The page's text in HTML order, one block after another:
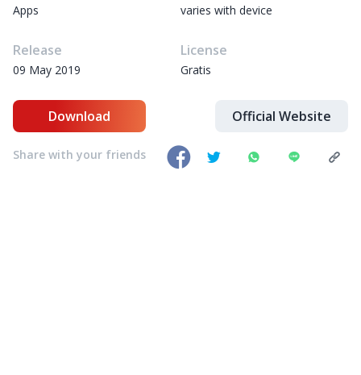
Apps varies with device
Release
09 May 2019
License
Gratis
Download Official Website
Share with your friends